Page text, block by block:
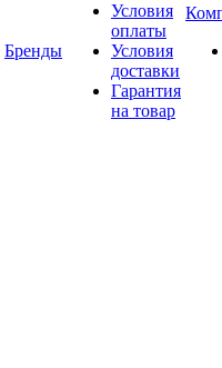
Бренды
Условия
оплаты
Условия
доставки
Гарантия
на товар